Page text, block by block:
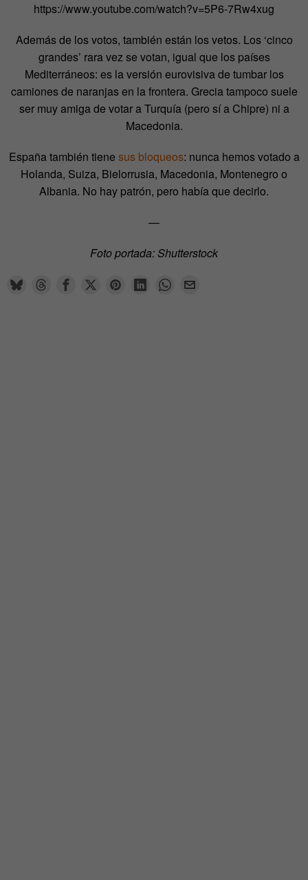
https://www.youtube.com/watch?v=5P6-7Rw4xug
Además de los votos, también están los vetos. Los ‘cinco
grandes’ rara vez se votan, igual que los países
Mediterráneos: es la versión eurovisiva de tumbar los
camiones de naranjas en la frontera. Grecia tampoco suele
ser muy amiga de votar a Turquía (pero sí a Chipre) ni a
Macedonia.
España también tiene sus bloqueos: nunca hemos votado a
Holanda, Suiza, Bielorrusia, Macedonia, Montenegro o
Albania. No hay patrón, pero había que decirlo.
—
Foto portada: Shutterstock